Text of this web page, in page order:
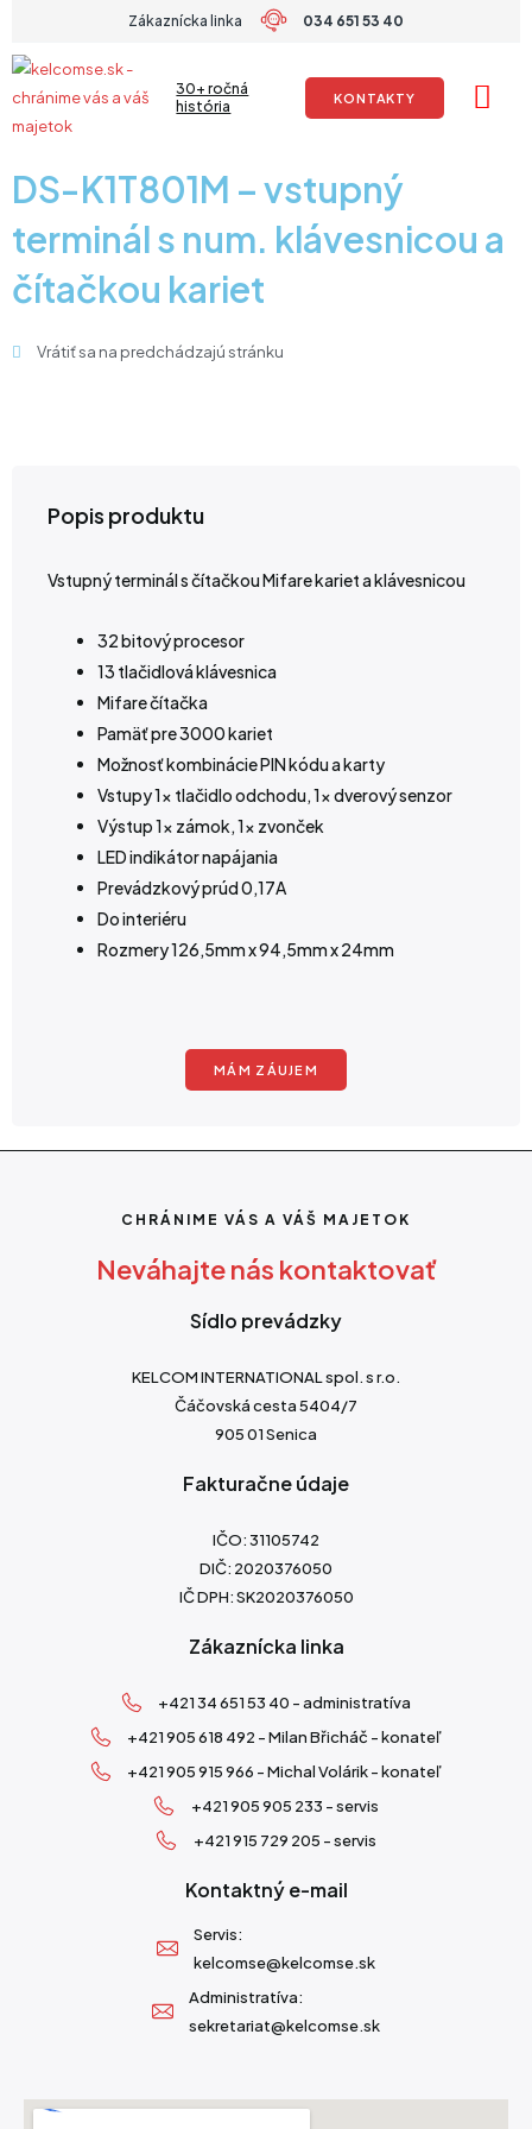
obsah
Zákaznícka linka 034 651 53 40
30+ ročná
história
KONTAKTY
DS-K1T801M – vstupný
terminál s num. klávesnicou a
čítačkou kariet
Vrátiť sa na predchádzajú stránku
Popis produktu
Vstupný terminál s čítačkou Mifare kariet a klávesnicou
32 bitový procesor
13 tlačidlová klávesnica
Mifare čítačka
Pamäť pre 3000 kariet
Možnosť kombinácie PIN kódu a karty
Vstupy 1x tlačidlo odchodu, 1x dverový senzor
Výstup 1x zámok, 1x zvonček
LED indikátor napájania
Prevádzkový prúd 0,17A
Do interiéru
Rozmery 126,5mm x 94,5mm x 24mm
MÁM ZÁUJEM
CHRÁNIME VÁS A VÁŠ MAJETOK
Neváhajte nás kontaktovať
Sídlo prevádzky
KELCOM INTERNATIONAL spol. s r.o.
Čáčovská cesta 5404/7
905 01 Senica
Fakturačne údaje
IČO: 31105742
DIČ: 2020376050
IČ DPH: SK2020376050
Zákaznícka linka
+421 34 651 53 40 - administratíva
+421 905 618 492 - Milan Břicháč - konateľ
+421 905 915 966 - Michal Volárik - konateľ
+421 905 905 233 - servis
+421 915 729 205 - servis
Kontaktný e-mail
Servis:
kelcomse@kelcomse.sk
Administratíva:
sekretariat@kelcomse.sk